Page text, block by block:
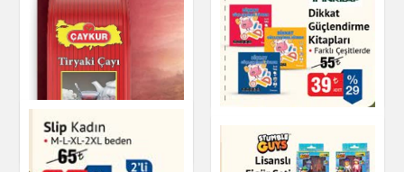
Soket Çorap Erkek
Giyim
Göğüs Dikleştirici /
Gizleyici Bant
Kişisel Bakım
Dikkat Güçlendirme
Kitapları